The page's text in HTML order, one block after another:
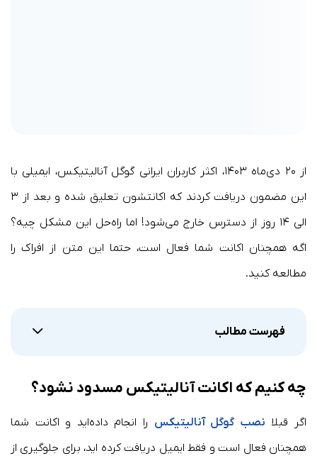
از ۲۰ دی‌ماه ۱۴۰۳، اکثر کاربران ایرانی گوگل آنالیتیکس، ایمیلی با
این مضمون دریافت کردند که اکانتشون تعلیق شده و بعد از ۳
الی ۱۴ روز از دسترس خارج می‌شود! اما راه‌حل این مشکل چیه؟
اگه همچنان اکانت شما فعال است، حتما این متن از افراک را
مطالعه کنید.
فهرست مطالب
چه کنیم که اکانت آنالیتیکس مسدود نشود؟
اگر قبلا نصب گوگل آنالیتیکس را انجام داده‌اید و اکانت شما
همچنان فعال است و فقط ایمیل دریافت کرده اید، برای جلوگیری از